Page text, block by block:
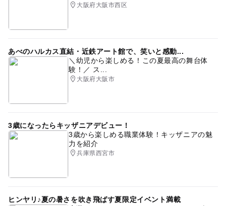
大阪府大阪市西区
あべのハルカス直結・近鉄アート館で、笑いと感動...
＼幼児から楽しめる！この夏最高の舞台体
験！／ ス...
大阪府大阪市
3歳になったらキッザニアデビュー！
3歳から楽しめる職業体験！キッザニアの魅
力を紹介
兵庫県西宮市
ヒンヤリ♪夏の暑さを吹き飛ばす夏限定イベント満載